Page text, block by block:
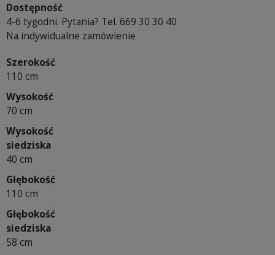
Dostępność
4-6 tygodni. Pytania? Tel. 669 30 30 40
Na indywidualne zamówienie
Szerokość
110 cm
Wysokość
70 cm
Wysokość
siedziska
40 cm
Głębokość
110 cm
Głębokość
siedziska
58 cm